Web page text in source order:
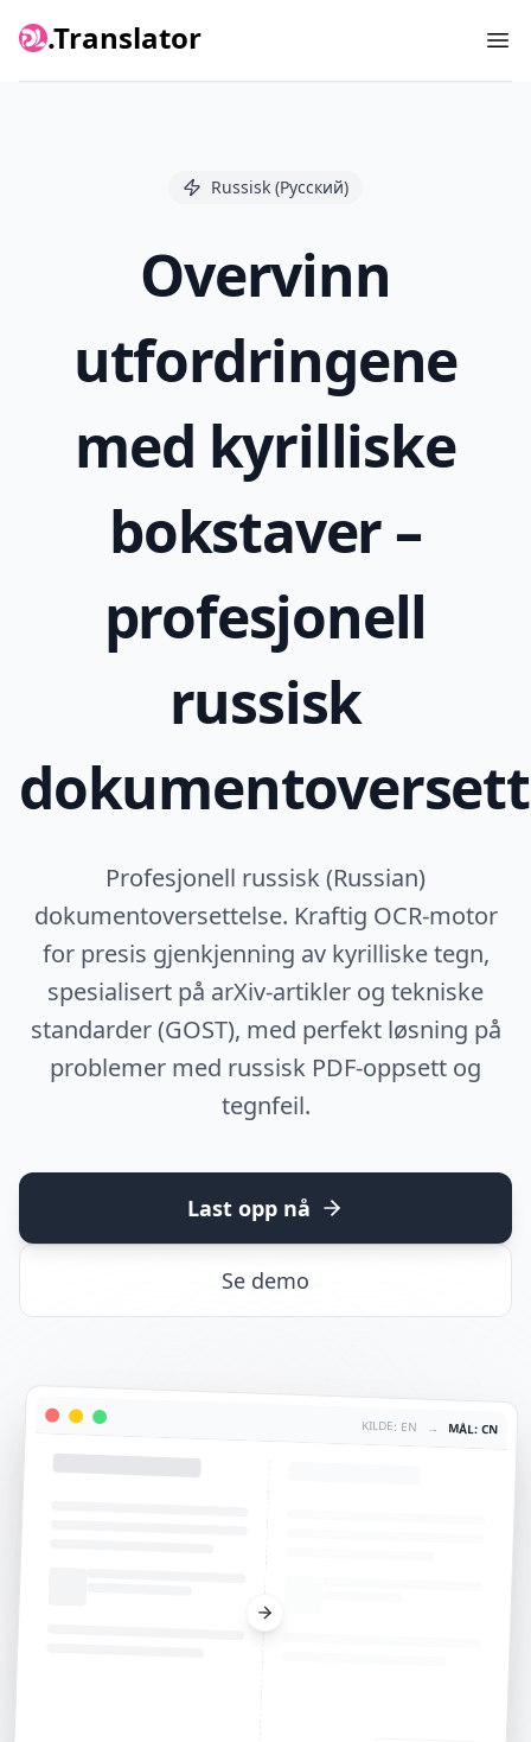
.Translator
Russisk (Русский)
Overvinn
utfordringene
med kyrilliske
bokstaver –
profesjonell
russisk
Profesjonell russisk (Russian)
dokumentoversettelse. Kraftig OCR-motor
for presis gjenkjenning av kyrilliske tegn,
spesialisert på arXiv-artikler og tekniske
standarder (GOST), med perfekt løsning på
problemer med russisk PDF-oppsett og
tegnfeil.
Last opp nå
Se demo
KILDE: EN → MÅL: CN